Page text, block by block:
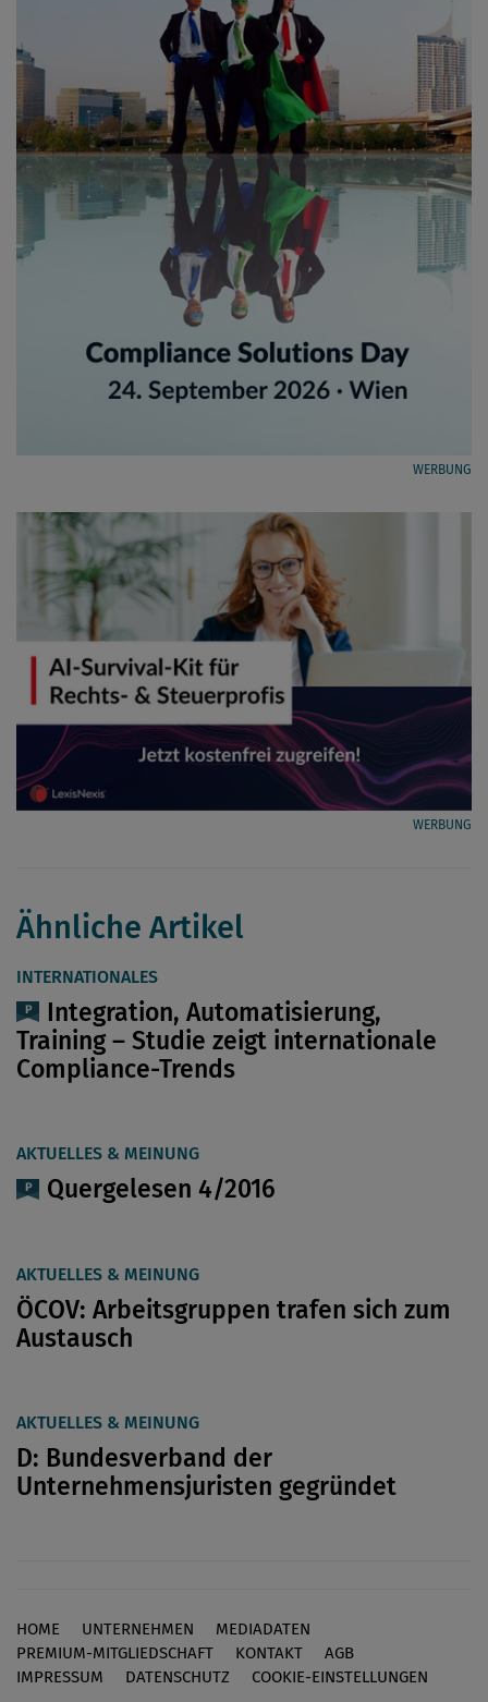
WERBUNG
WERBUNG
Ähnliche Artikel
INTERNATIONALES
Integration, Automatisierung,
Training – Studie zeigt internationale
Compliance-Trends
AKTUELLES & MEINUNG
Quergelesen 4/2016
AKTUELLES & MEINUNG
ÖCOV: Arbeitsgruppen trafen sich zum
Austausch
AKTUELLES & MEINUNG
D: Bundesverband der
Unternehmensjuristen gegründet
Footer
HOME UNTERNEHMEN
MEDIADATEN
PREMIUM-MITGLIEDSCHAFT
KONTAKT
AGB
IMPRESSUM
DATENSCHUTZ COOKIE-EINSTELLUNGEN